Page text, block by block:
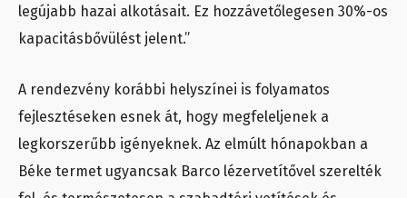
legújabb hazai alkotásait. Ez hozzávetőlegesen 30%-os
kapacitásbővülést jelent.”
A rendezvény korábbi helyszínei is folyamatos
fejlesztéseken esnek át, hogy megfeleljenek a
legkorszerűbb igényeknek. Az elmúlt hónapokban a
Béke termet ugyancsak Barco lézervetítővel szerelték